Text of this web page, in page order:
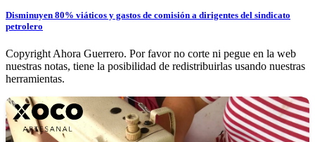
Disminuyen 80% viáticos y gastos de comisión a dirigentes del sindicato
petrolero
Copyright Ahora Guerrero. Por favor no corte ni pegue en la web
nuestras notas, tiene la posibilidad de redistribuirlas usando nuestras
herramientas.